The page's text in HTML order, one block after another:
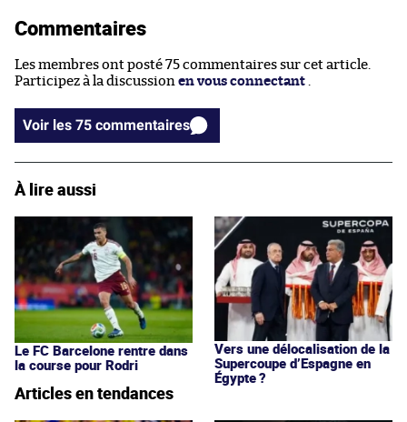
Commentaires
Les membres ont posté 75 commentaires sur cet article.
Participez à la discussion en vous connectant
Voir les 75 commentaires
À lire aussi
Le FC Barcelone rentre dans
la course pour Rodri
Vers une délocalisation de la
Supercoupe d’Espagne en
Égypte ?
Articles en tendances